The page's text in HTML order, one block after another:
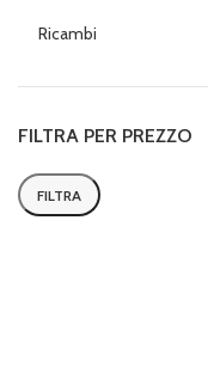
Ricambi
FILTRA PER PREZZO
Prezzo
Prezzo
FILTRA